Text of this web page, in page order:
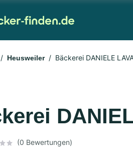
Heusweiler Bäckerei DANIELE
(0 Bewertungen)